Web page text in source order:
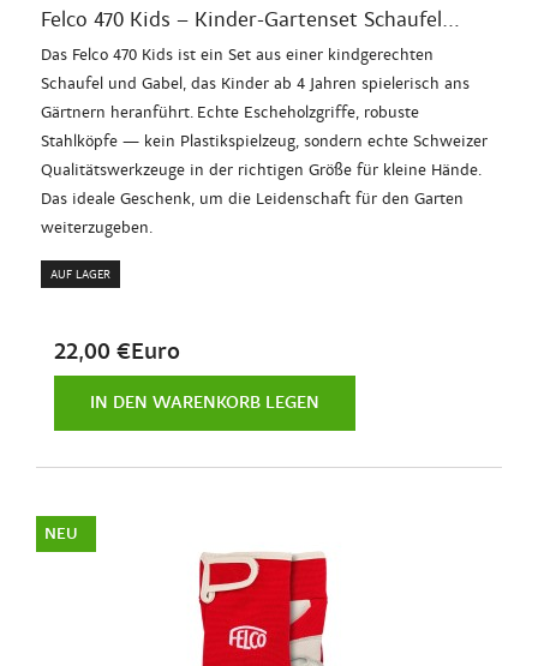
Felco 470 Kids – Kinder-Gartenset Schaufel...
Das Felco 470 Kids ist ein Set aus einer kindgerechten
Schaufel und Gabel, das Kinder ab 4 Jahren spielerisch ans
Gärtnern heranführt. Echte Escheholzgriffe, robuste
Stahlköpfe — kein Plastikspielzeug, sondern echte Schweizer
Qualitätswerkzeuge in der richtigen Größe für kleine Hände.
Das ideale Geschenk, um die Leidenschaft für den Garten
weiterzugeben.
AUF LAGER
22,00 €Euro
IN DEN WARENKORB LEGEN
NEU